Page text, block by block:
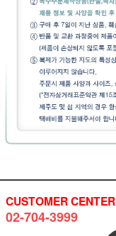
CUSTOMER CENTER
02-704-3999